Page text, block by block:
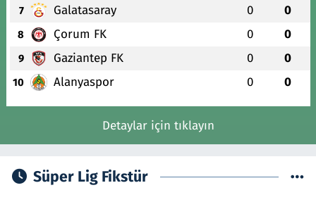
7 Galatasaray 0 0
8 Çorum FK 0 0
9 Gaziantep FK 0 0
10 Alanyaspor 0 0
Detaylar için tıklayın
Süper Lig Fikstür